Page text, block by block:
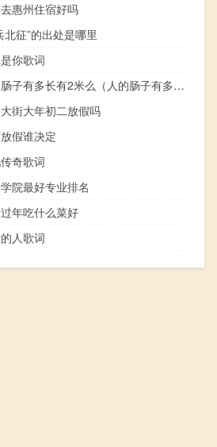
惠州住宿好吗
北征”的出处是哪里
你歌词
人的肠子有多长有2米么（人的肠子有多长多少米）
街大年初二放假吗
假谁决定
奇歌词
院最好专业排名
年吃什么菜好
人歌词